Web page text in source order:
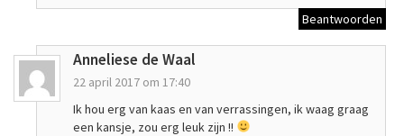
Beantwoorden
Anneliese de Waal
22 april 2017 om 17:40
Ik hou erg van kaas en van verrassingen, ik waag graag
een kansje, zou erg leuk zijn !!